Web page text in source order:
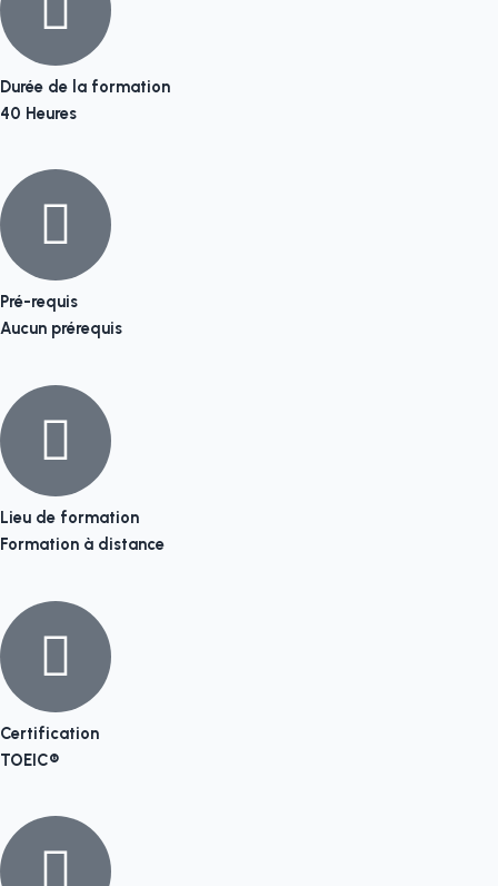
Durée de la formation
40 Heures
Pré-requis
Aucun prérequis
Lieu de formation
Formation à distance
Certification
TOEIC®